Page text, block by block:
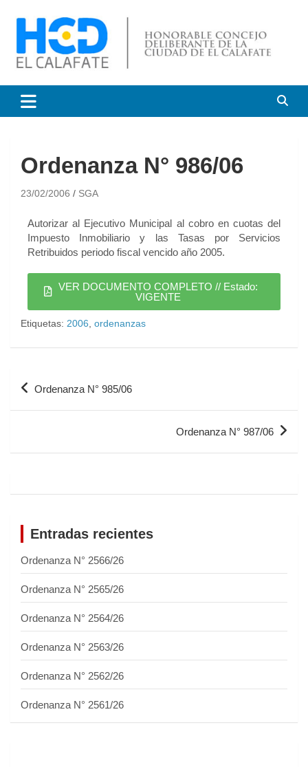
Honorable Concejo
Deliberante de El Calafate
Ordenanza N° 986/06
23/02/2006 SGA
Autorizar al Ejecutivo Municipal al cobro en cuotas del
Impuesto Inmobiliario y las Tasas por Servicios
Retribuidos periodo fiscal vencido año 2005.
VER DOCUMENTO COMPLETO // Estado:
VIGENTE
Etiquetas: 2006 ordenanzas
Ordenanza N° 985/06
Ordenanza N° 987/06
Entradas recientes
Ordenanza N° 2566/26
Ordenanza N° 2565/26
Ordenanza N° 2564/26
Ordenanza N° 2563/26
Ordenanza N° 2562/26
Ordenanza N° 2561/26